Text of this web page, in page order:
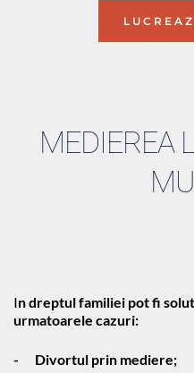
MEDIEREA
In dreptul familiei pot fi
urmatoarele cazuri:
-	Divortul prin mediere;